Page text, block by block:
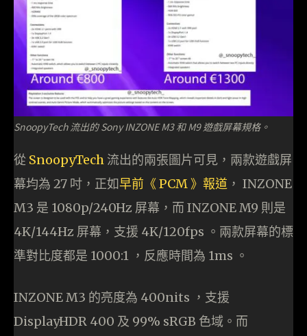
SnoopyTech 流出的 Sony INZONE M3 和 M9 遊戲屏幕規格。
從 SnoopyTech 流出的兩張圖片可見，兩款遊戲屏
幕均為 27 吋，正如早前《 PCM 》報道 ， INZONE
M3 是 1080p/240Hz 屏幕，而 INZONE M9 則是
4K/144Hz 屏幕，支援 4K/120fps 。兩款屏幕的標
準對比度都是 1000:1 ，反應時間為 1ms 。
INZONE M3 的亮度為 400nits ，支援
DisplayHDR 400 及 99% sRGB 色域。而